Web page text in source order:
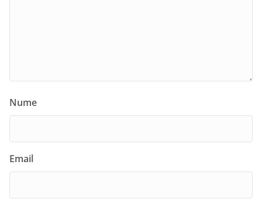
Nume
Email